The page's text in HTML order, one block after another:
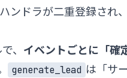
ンドラが二重登録され
、 イベントごとに「確
generate_lead は「サ